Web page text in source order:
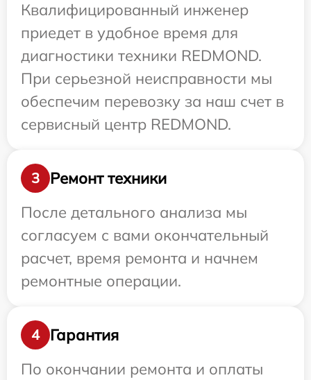
Квалифицированный инженер
приедет в удобное время для
диагностики техники REDMOND.
При серьезной неисправности мы
обеспечим перевозку за наш счет в
сервисный центр REDMOND.
3
Ремонт техники
После детального анализа мы
согласуем с вами окончательный
расчет, время ремонта и начнем
ремонтные операции.
4
Гарантия
По окончании ремонта и оплаты